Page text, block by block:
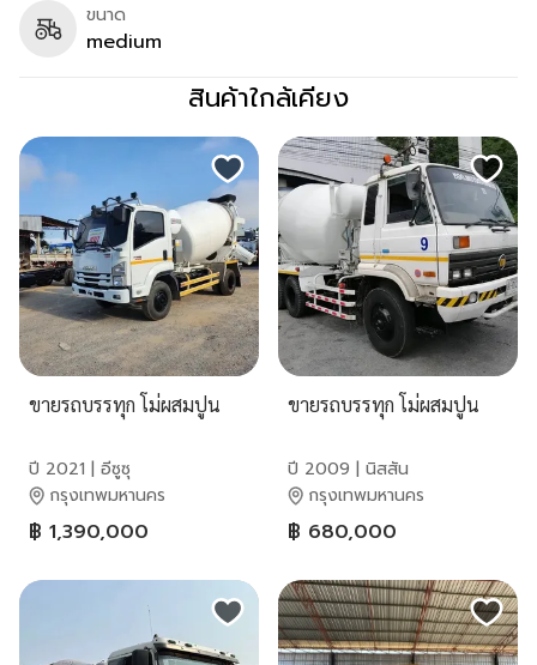
ขนาด
medium
สินค้าใกล้เคียง
ขายรถบรรทุก โม่ผสมปูน
ปี 2021 | อีซูซุ
กรุงเทพมหานคร
฿ 1,390,000
ขายรถบรรทุก โม่ผสมปูน
ปี 2009 | นิสสัน
กรุงเทพมหานคร
฿ 680,000